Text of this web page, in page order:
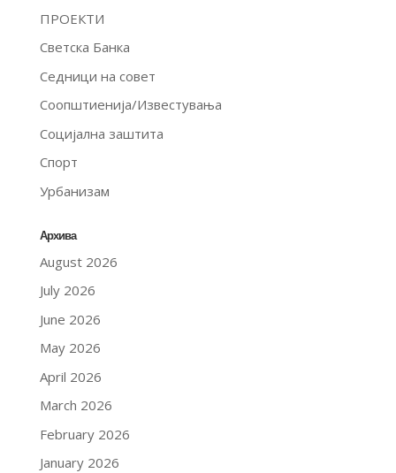
ПРОЕКТИ
Светска Банка
Седници на совет
Соопштиенија/Известувања
Социјална заштита
Спорт
Урбанизам
Архива
August 2026
July 2026
June 2026
May 2026
April 2026
March 2026
February 2026
January 2026